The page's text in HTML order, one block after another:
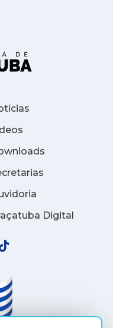
Digital